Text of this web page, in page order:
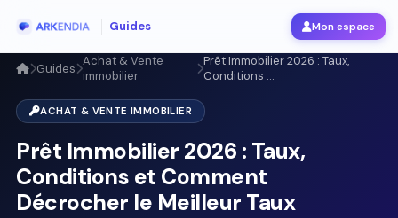
Guides Mon espace
Guides Achat & Vente
immobilier
Prêt Immobilier 2026 : Taux,
Conditions ...
ACHAT & VENTE IMMOBILIER
Prêt Immobilier 2026 : Taux,
Conditions et Comment
Décrocher le Meilleur Taux